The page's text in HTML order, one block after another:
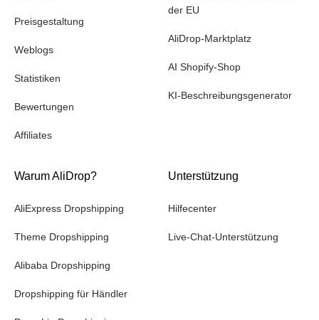
Preisgestaltung
Weblogs
Statistiken
Bewertungen
Affiliates
der EU
AliDrop-Marktplatz
AI Shopify-Shop
KI-Beschreibungsgenerator
Warum AliDrop?
AliExpress Dropshipping
Theme Dropshipping
Alibaba Dropshipping
Dropshipping für Händler
Unterstützung
Hilfecenter
Live-Chat-Unterstützung